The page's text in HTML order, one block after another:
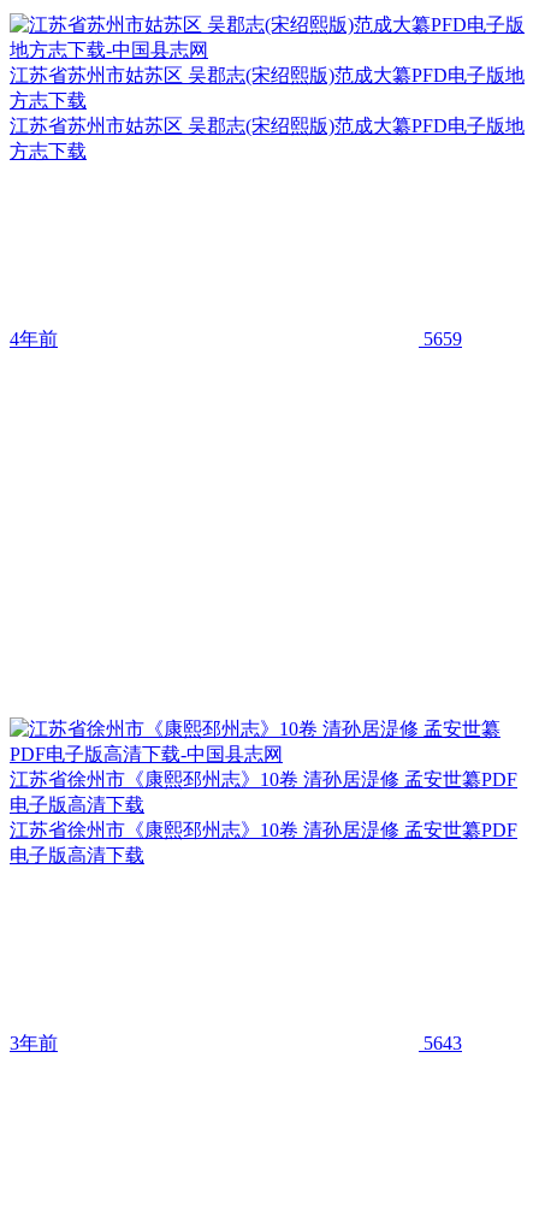
江苏省苏州市姑苏区 吴郡志(宋绍熙版)范成大纂PFD电子版地
方志下载
江苏省苏州市姑苏区 吴郡志(宋绍熙版)范成大纂PFD电子版地
方志下载
4年前 5659
江苏省徐州市《康熙邳州志》10卷 清孙居湜修 孟安世纂PDF
电子版高清下载
江苏省徐州市《康熙邳州志》10卷 清孙居湜修 孟安世纂PDF
电子版高清下载
3年前 5643